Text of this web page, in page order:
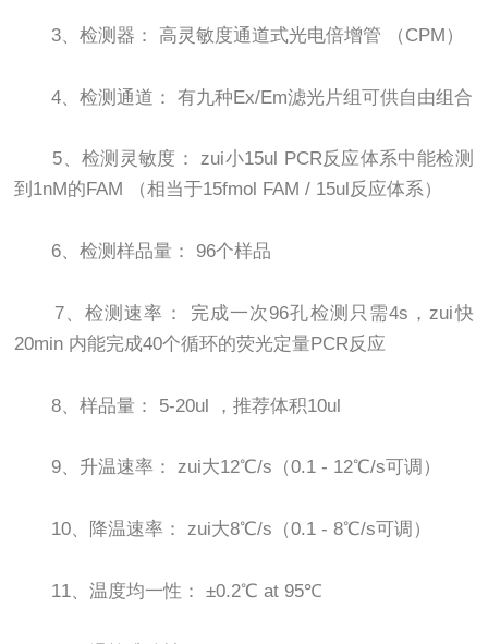
3、检测器： 高灵敏度通道式光电倍增管 （CPM）
4、检测通道： 有九种Ex/Em滤光片组可供自由组合
5、检测灵敏度： zui小15ul PCR反应体系中能检测
到1nM的FAM （相当于15fmol FAM / 15ul反应体系）
6、检测样品量： 96个样品
7、检测速率： 完成一次96孔检测只需4s，zui快
20min 内能完成40个循环的荧光定量PCR反应
8、样品量： 5-20ul ，推荐体积10ul
9、升温速率： zui大12℃/s（0.1 - 12℃/s可调）
10、降温速率： zui大8℃/s（0.1 - 8℃/s可调）
11、温度均一性： ±0.2℃ at 95℃